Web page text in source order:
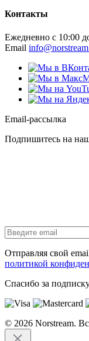
Контакты
Ежедневно с 10:00
Email
Email-рассылка
Подпишитесь на
Отправляя свой
политикой
Спасибо за
© 2026 Norstream.